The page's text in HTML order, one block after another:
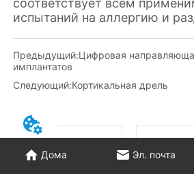
Предыдущий:Цифровая
имплантатов
Следующий:Кортикальная дрель
Дома Эл. почта